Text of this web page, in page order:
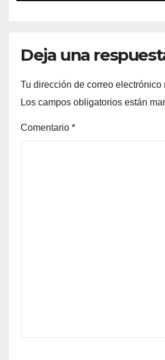
Deja una
Tu dirección de correo electrónico
Los campos obligatorios están
Comentario *